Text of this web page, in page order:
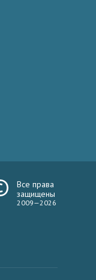
Все права
защищены
2009—2026